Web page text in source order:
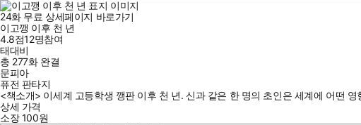
24화 무료 상세페이지 바로가기
이고깽 이후 천 년
4.8점12명참여
태대비
총 277화 완결
문피아
퓨전 판타지
<책소개> 이세계 고등학생 깽판 이후 천 년. 신과 같은 한 명의 초인은 세계에 어떤
상세 가격
소장100원